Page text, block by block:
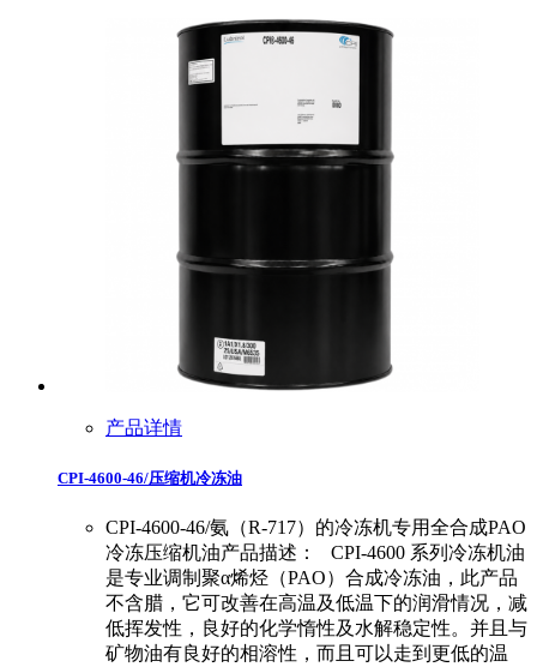
产品详情
CPI-4600-46/压缩机冷冻油
CPI-4600-46/氨（R-717）的冷冻机专用全合成PAO
冷冻压缩机油产品描述： CPI-4600 系列冷冻机油
是专业调制聚α烯烃（PAO）合成冷冻油，此产品
不含腊，它可改善在高温及低温下的润滑情况，减
低挥发性，良好的化学惰性及水解稳定性。并且与
矿物油有良好的相溶性，而且可以走到更低的温